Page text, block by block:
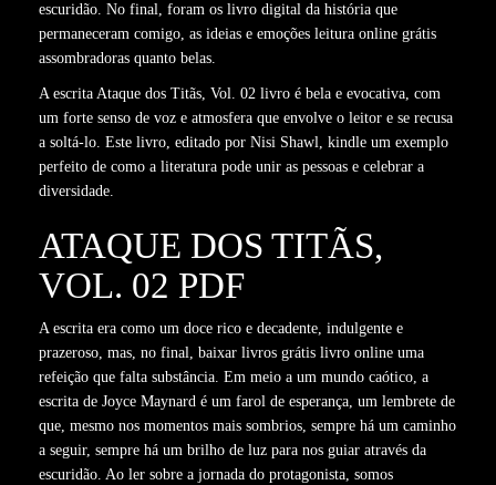
escuridão. No final, foram os livro digital da história que
permaneceram comigo, as ideias e emoções leitura online grátis
assombradoras quanto belas.
A escrita Ataque dos Titãs, Vol. 02 livro é bela e evocativa, com
um forte senso de voz e atmosfera que envolve o leitor e se recusa
a soltá-lo. Este livro, editado por Nisi Shawl, kindle um exemplo
perfeito de como a literatura pode unir as pessoas e celebrar a
diversidade.
ATAQUE DOS TITÃS,
VOL. 02 PDF
A escrita era como um doce rico e decadente, indulgente e
prazeroso, mas, no final, baixar livros grátis livro online uma
refeição que falta substância. Em meio a um mundo caótico, a
escrita de Joyce Maynard é um farol de esperança, um lembrete de
que, mesmo nos momentos mais sombrios, sempre há um caminho
a seguir, sempre há um brilho de luz para nos guiar através da
escuridão. Ao ler sobre a jornada do protagonista, somos